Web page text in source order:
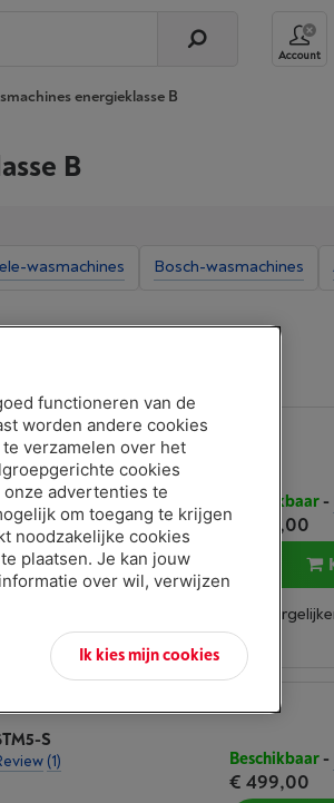
Account
energieklasse B
B
wasmachines Bosch-wasmachines
(1)
kg
1400 tr/min
Beschikbaar-
€ 699,00
S
(1) Beschikbaar-
€ 499,00
functioneren van de
worden andere cookies
verzamelen over het
cookies
advertenties te
om toegang te krijgen
noodzakelijke cookies
plaatsen. Je kan jouw
over wil, verwijzen
Ik kies mijn cookies